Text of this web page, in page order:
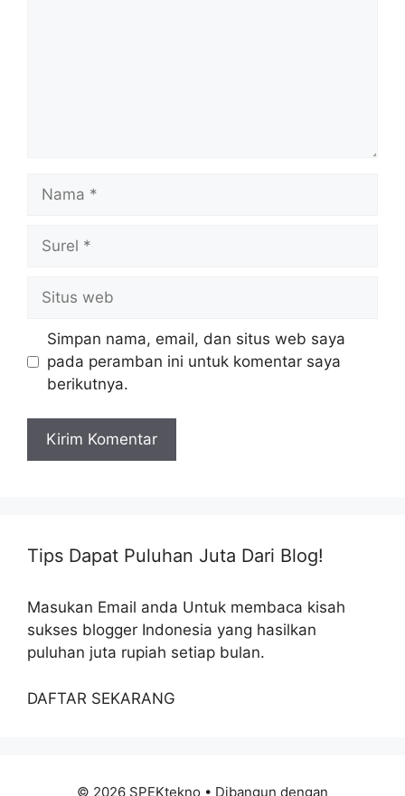
web
Simpan nama, email, dan situs web saya
pada peramban ini untuk komentar saya
berikutnya.
Tips Dapat Puluhan Juta Dari Blog!
Masukan Email anda Untuk membaca kisah
sukses blogger Indonesia yang hasilkan
puluhan juta rupiah setiap bulan.
DAFTAR SEKARANG
© 2026 SPEKtekno • Dibangun dengan